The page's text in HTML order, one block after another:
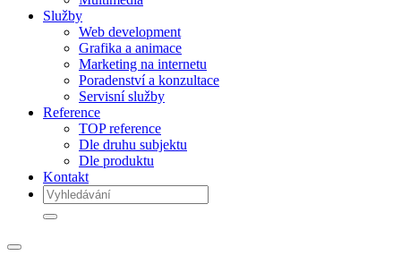
Služby
Web development
Grafika a animace
Marketing na internetu
Poradenství a konzultace
Servisní služby
Reference
TOP reference
Dle druhu subjektu
Dle produktu
Kontakt